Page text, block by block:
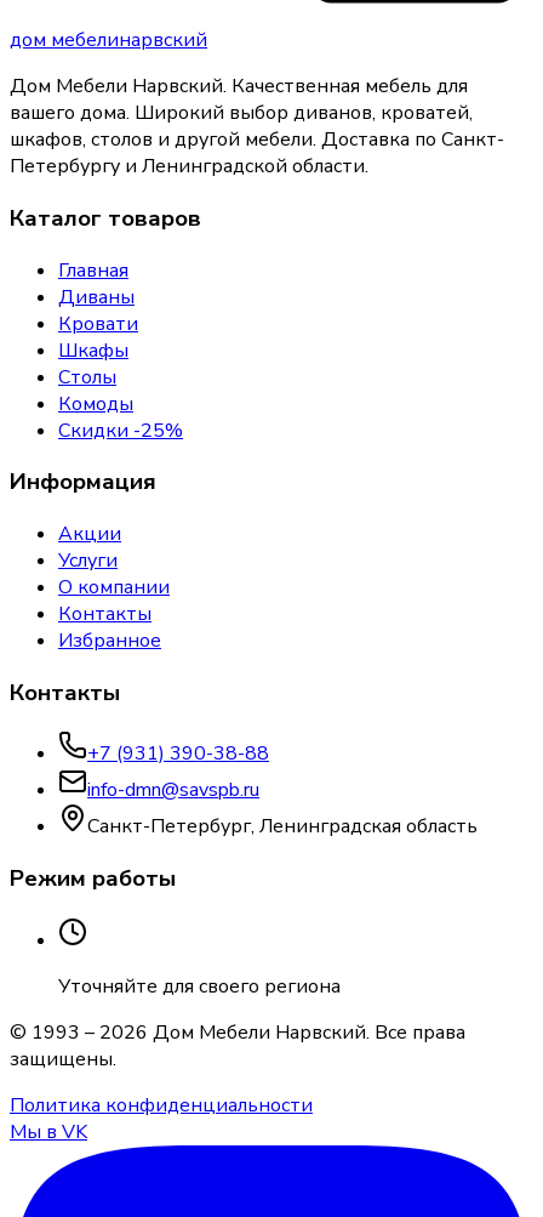
дом мебелинарвский
Дом Мебели Нарвский. Качественная мебель для
вашего дома. Широкий выбор диванов, кроватей,
шкафов, столов и другой мебели. Доставка по Санкт-
Петербургу и Ленинградской области.
Каталог товаров
Главная
Диваны
Кровати
Шкафы
Столы
Комоды
Скидки -25%
Информация
Акции
Услуги
О компании
Контакты
Избранное
Контакты
+7 (931) 390-38-88
info-dmn@savspb.ru
Санкт-Петербург, Ленинградская область
Режим работы
Уточняйте для своего региона
© 1993 – 2026 Дом Мебели Нарвский. Все права
защищены.
Политика конфиденциальности
Мы в VK